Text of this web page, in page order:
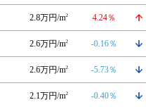
2.8万円/m2 4.24％
2.6万円/m2 -0.16％
2.6万円/m2 -5.73％
2.1万円/m2 -0.40％